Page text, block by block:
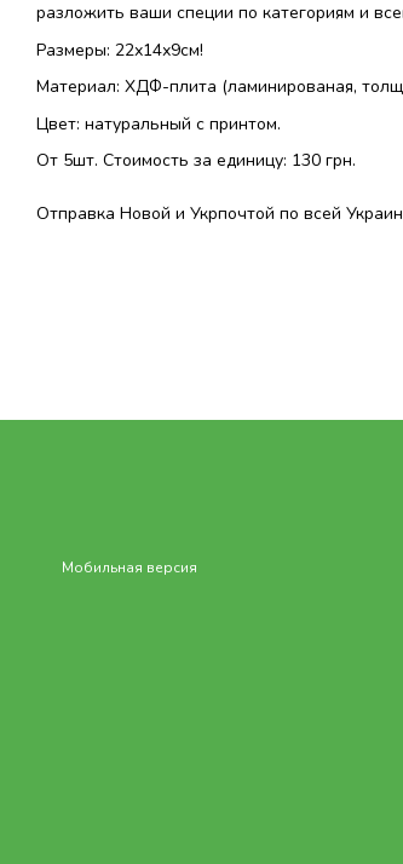
разложить ваши специи по категориям и
Размеры: 22х14х9см!
Материал: ХДФ-плита (ламинированая,
Цвет: натуральный с принтом.
От 5шт. Стоимость за единицу: 130 грн.
Отправка Новой и Укрпочтой по всей
Мобильная версия